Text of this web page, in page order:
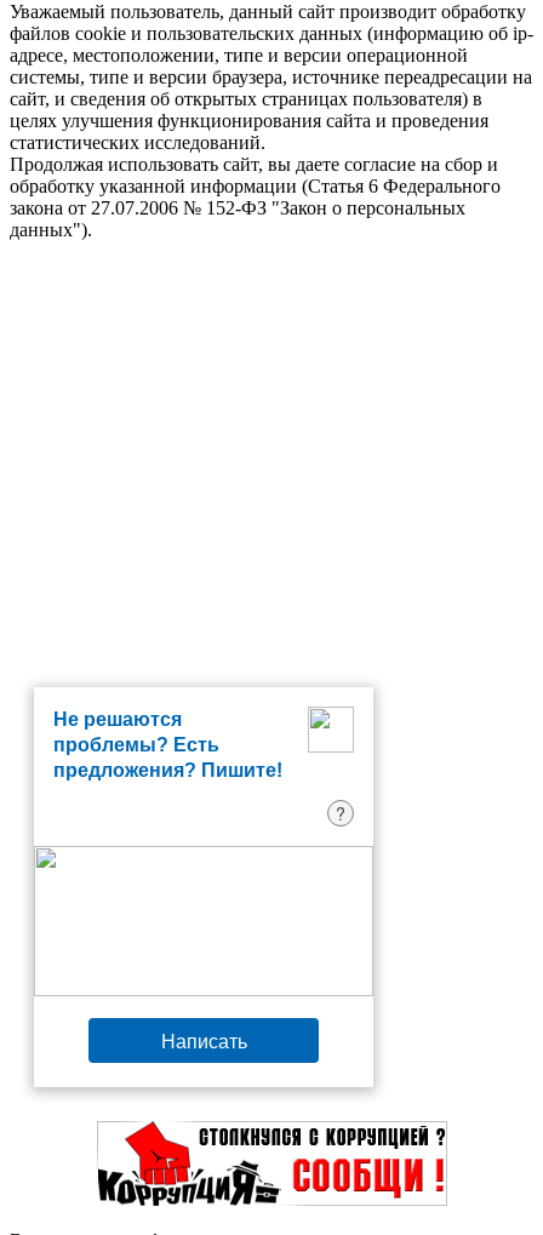
Уважаемый пользователь, данный сайт производит обработку
файлов cookie и пользовательских данных (информацию об ip-
адресе, местоположении, типе и версии операционной
системы, типе и версии браузера, источнике переадресации на
сайт, и сведения об открытых страницах пользователя) в
целях улучшения функционирования сайта и проведения
статистических исследований.
Продолжая использовать сайт, вы даете согласие на сбор и
обработку указанной информации (Статья 6 Федерального
закона от 27.07.2006 № 152-ФЗ "Закон о персональных
данных").
Не решаются
проблемы? Есть
предложения? Пишите!
?
Написать